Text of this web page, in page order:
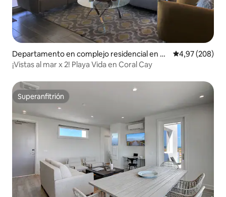
Departamento en complejo residencial en Po
rt Aransas
Calificación
4,97 (208)
¡Vistas al mar x 2! Playa Vida en Coral Cay
Superanfitrión
Superanfitrión